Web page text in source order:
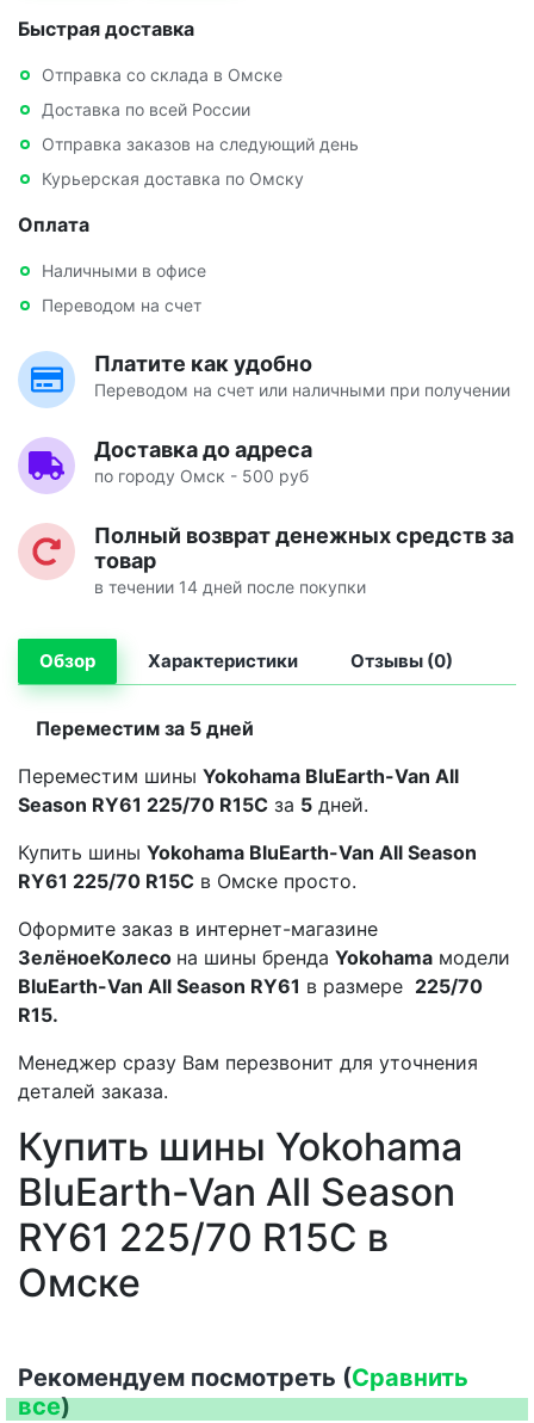
Быстрая доставка
Отправка со склада в Омске
Доставка по всей России
Отправка заказов на следующий день
Курьерская доставка по Омску
Оплата
Наличными в офисе
Переводом на счет
Платите как удобно
Переводом на счет или наличными при получении
Доставка до адреса
по городу Омск - 500 руб
Полный возврат денежных средств за
товар
в течении 14 дней после покупки
Обзор Характеристики Отзывы (0)
Переместим за 5 дней
Переместим шины Yokohama BluEarth-Van All
Season RY61 225/70 R15C за 5 дней.
Купить шины Yokohama BluEarth-Van All Season
RY61 225/70 R15C в Омске просто.
Оформите заказ в интернет-магазине
ЗелёноеКолесо на шины бренда Yokohama модели
BluEarth-Van All Season RY61 в размере 225/70
R15.
Менеджер сразу Вам перезвонит для уточнения
деталей заказа.
Купить шины Yokohama
BluEarth-Van All Season
RY61 225/70 R15C в
Омске
Рекомендуем посмотреть (Сравнить
все)